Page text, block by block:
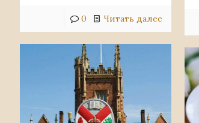
0 Читать далее